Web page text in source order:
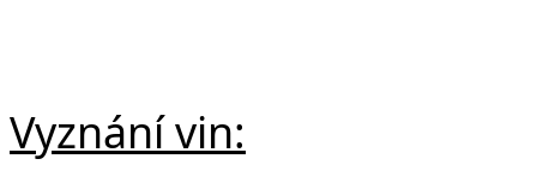
Vyznání vin: